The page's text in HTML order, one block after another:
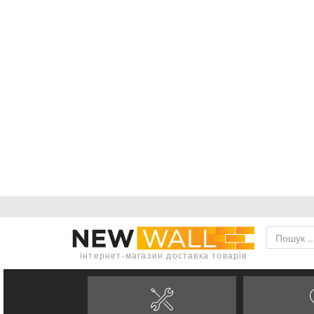
інтернет-магазин доставка товарів